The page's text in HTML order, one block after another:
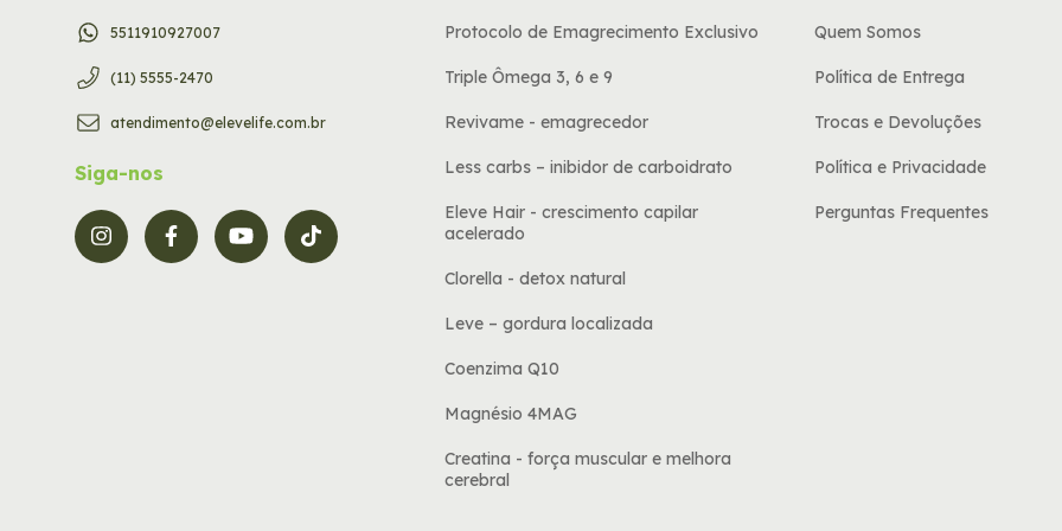
5511910927007
(11) 5555-2470
atendimento@elevelife.com.br
Siga-nos
Protocolo de Emagrecimento Exclusivo
Triple Ômega 3, 6 e 9
Revivame - emagrecedor
Less carbs – inibidor de carboidrato
Eleve Hair - crescimento capilar
acelerado
Clorella - detox natural
Leve – gordura localizada
Coenzima Q10
Magnésio 4MAG
Creatina - força muscular e melhora
cerebral
Quem Somos
Política de Entrega
Trocas e Devoluções
Política e Privacidade
Perguntas Frequentes